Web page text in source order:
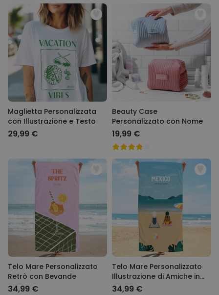
volte
Personalizzabile
Calzini Personalizzati con
Animale Domestico
Comprato
più di 14.000
volte
19,99 €
Personalizzabile
Bicchiere da Gin
Personalizzato con Testo
19,99 €
Copertina Personalizzata con
Comprato
più di 2.000
volte
39,99 €
offerta di
gadget da viaggio!
Maglietta Personalizzata
con Illustrazione e Testo
29,99 €
Beauty Case
Personalizzato con Nome
19,99 €
Telo Mare Personalizzato
Retrò con Bevande
34,99 €
Telo Mare Personalizzato
Illustrazione di Amiche in
Spiaggia
34,99 €